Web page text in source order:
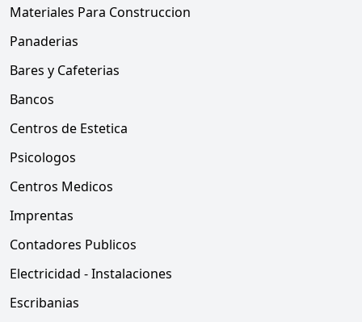
Materiales Para Construccion
Panaderias
Bares y Cafeterias
Bancos
Centros de Estetica
Psicologos
Centros Medicos
Imprentas
Contadores Publicos
Electricidad - Instalaciones
Escribanias